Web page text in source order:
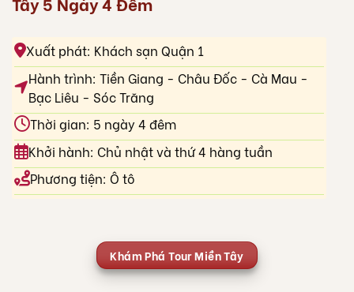
Xuất phát: Khách sạn Quận 1
Hành trình: Tiền Giang - Châu Đốc - Cà Mau -
Bạc Liêu - Sóc Trăng
Thời gian: 5 ngày 4 đêm
Khởi hành: Chủ nhật và thứ 4 hàng tuần
Phương tiện: Ô tô
Khám Phá Tour Miền Tây